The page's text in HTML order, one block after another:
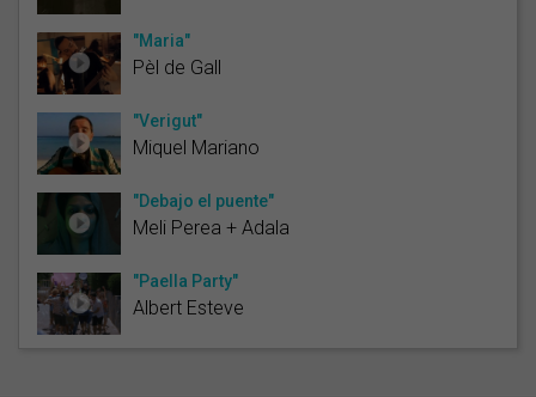
"Maria"
Pèl de Gall
"Verigut"
Miquel Mariano
"Debajo el puente"
Meli Perea + Adala
"Paella Party"
Albert Esteve